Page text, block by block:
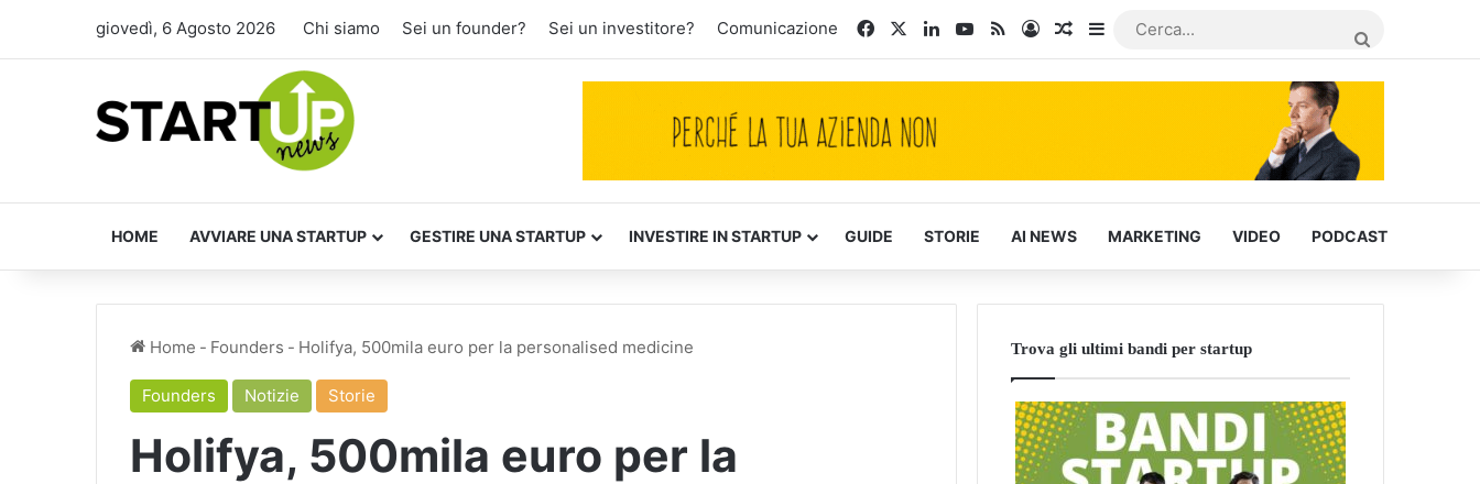
giovedì, 6 Agosto 2026 Chi siamo Sei un founder? Sei un investitore? Comunicazione FacebookLinkedInYou Tube
RSSAccediArticoli Casuali
Barra laterale
HOME AVVIARE UNA STARTUP GESTIRE UNA STARTUP INVESTIRE IN STARTUP GUIDE STORIE AI NEWS MARKETING VIDEO PODCAST
Home - Founders - Holifya, 500mila euro per la personalised medicine
Founders Notizie Storie
Holifya, 500mila euro per la
Trova gli ultimi bandi per startup